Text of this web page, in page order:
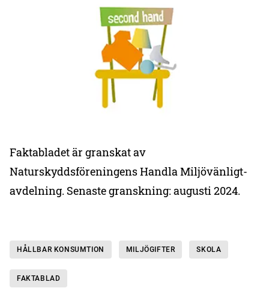
Faktabladet är granskat av
Naturskyddsföreningens Handla Miljövänligt-
avdelning. Senaste granskning: augusti 2024.
HÅLLBAR KONSUMTION MILJÖGIFTER SKOLA
FAKTABLAD